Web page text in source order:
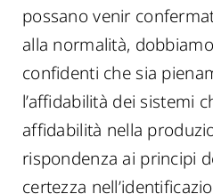
possano venir
alla normalità,
confidenti che sia
l’affidabilità dei sistemi
affidabilità nella
rispondenza ai principi
certezza